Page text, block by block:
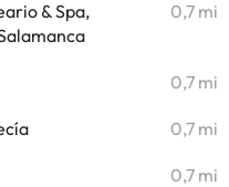
& Spa,
0,7 mi
0,7 mi
0,7 mi
0,7 mi